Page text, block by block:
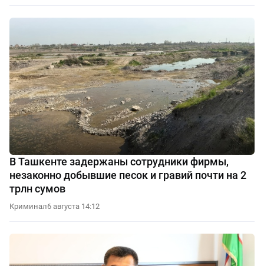
В Ташкенте задержаны сотрудники фирмы,
незаконно добывшие песок и гравий почти на 2
трлн сумов
Криминал6 августа 14:12